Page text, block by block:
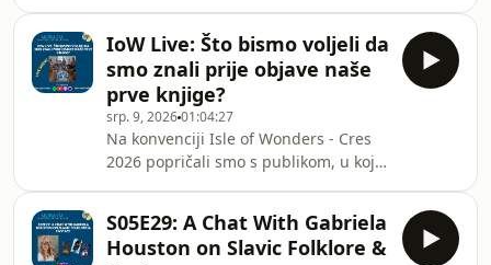
https://www.etsy.com/shop/sanjaartjpgostali
linkovi: ⁠https:
publishing traditions, the differences
between Ukrainian and Croatian
fandoms, her writing and books, and
the influence of the war on literature
and publishing.Big thanks to Anna for
chatting with us!Follow Anna
at:@anne.kovalova at IG &amp;
Threads
https://www.instagram.com/anne.kovalov
IoW Live: Što bismo voljeli da
smo znali prije objave naše
prve knjige?
srp. 9, 202601:04:27
Na konvenciji Isle of Wonders - Cres
2026 popričali smo s publikom, u kojoj
prije nego smo se upustili u objavu
naših prvih knjiga.Objavljeni autori u
S05E29: A Chat With Gabriela
Houston on Slavic Folklore &